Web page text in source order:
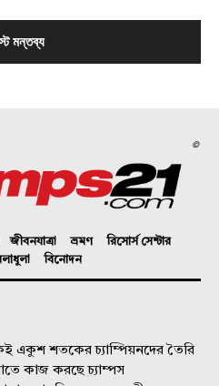
©
জীবনযাত্রা ভ্রমণ
রিসোর্স সেন্টার
বিনোদন
একুশ শতকের চ্যাম্পিয়নদের তৈরি
কাজ করছে চ্যাম্পস